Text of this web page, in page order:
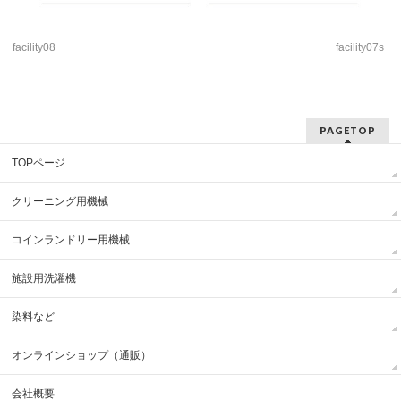
facility08 facility07s
PAGETOP
TOPページ
クリーニング用機械
コインランドリー用機械
施設用洗濯機
染料など
オンラインショップ（通販）
会社概要